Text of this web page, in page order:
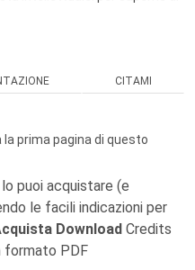
CITAMI
prima pagina di questo
puoi acquistare (e
le facili indicazioni per
Download Credits
formato PDF